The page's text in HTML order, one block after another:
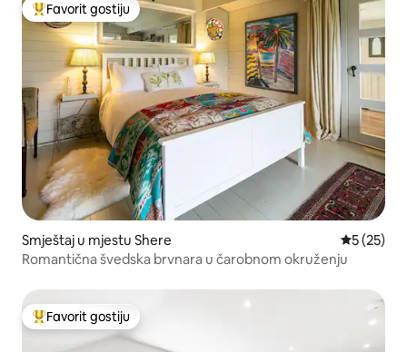
Glavni favorit gostiju
Favorit gostiju
Smještaj u mjestu Shere Prosječna
5 (25)
Romantična švedska brvnara u čarobnom okruženju
Glavni favorit gostiju
Favorit gostiju